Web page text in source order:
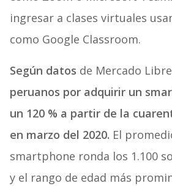
ingresar a clases virtuales
como Google Classroom.
Según datos de Mercado
peruanos por adquirir un
un 120 % a partir de la
en marzo del 2020. El
smartphone ronda los 1.100
y el rango de edad más